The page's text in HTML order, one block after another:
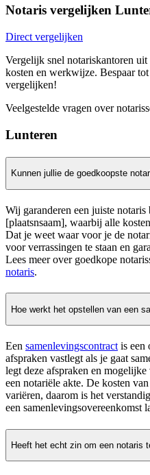
Notaris vergelijken
Direct vergelijken
Vergelijk snel notariskantoren
kosten en werkwijze. Bespaar
vergelijken!
Veelgestelde vragen over
Lunteren
Kunnen jullie de goedkoopste
Wij garanderen een juiste
[plaatsnsaam], waarbij alle
Dat je weet waar voor je de
voor verrassingen te staan en
Lees meer over goedkope
notaris.
Hoe werkt het opstellen van een
Een samenlevingscontract is een
afspraken vastlegt als je gaat
legt deze afspraken en
een notariële akte. De kosten
variëren, daarom is het
een samenlevingsovereenkomst
Heeft het echt zin om een notaris